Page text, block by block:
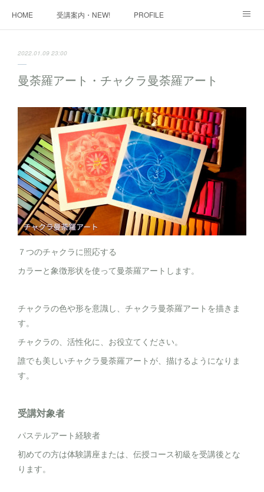
HOME 受講案内・NEW! PROFILE
2022.01.09 23:00
曼荼羅アート・チャクラ曼荼羅アート
７つのチャクラに照応する
カラーと象徴形状を使って曼荼羅アートします。
チャクラの色や形を意識し、チャクラ曼荼羅アートを描きま
す。
チャクラの、活性化に、お役立てください。
誰でも美しいチャクラ曼荼羅アートが、描けるようになりま
す。
受講対象者
パステルアート経験者
初めての方は体験講座または、伝授コース初級を受講後とな
ります。